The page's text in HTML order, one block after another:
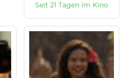
Seit 21 Tagen im Kino